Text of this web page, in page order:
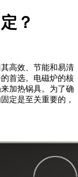
？
高效、节能和易清
首选。电磁炉的核
加热锅具。为了确
定是至关重要的，